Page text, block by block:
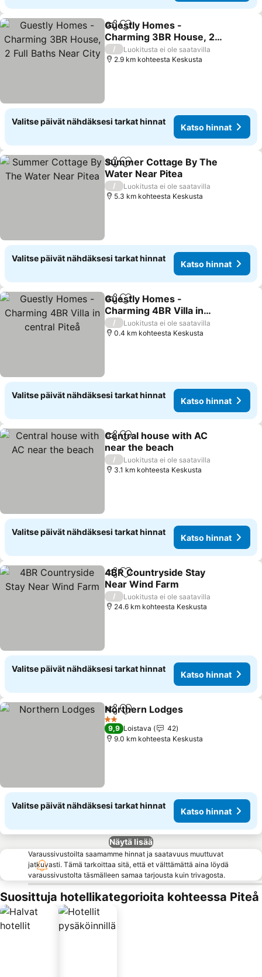
Jaa Lisää suosikkeihin
Guestly Homes -
Charming 3BR House, 2
Full Baths Near City
/
Luokitusta ei ole saatavilla
2.9 km kohteesta Keskusta
Valitse päivät nähdäksesi tarkat hinnat
Katso hinnat
Jaa Lisää suosikkeihin
Summer Cottage By The
Water Near Pitea
/
Luokitusta ei ole saatavilla
5.3 km kohteesta Keskusta
Valitse päivät nähdäksesi tarkat hinnat
Katso hinnat
Jaa Lisää suosikkeihin
Guestly Homes -
Charming 4BR Villa in
central Piteå
/
Luokitusta ei ole saatavilla
0.4 km kohteesta Keskusta
Valitse päivät nähdäksesi tarkat hinnat
Katso hinnat
Jaa Lisää suosikkeihin
Central house with AC
near the beach
/
Luokitusta ei ole saatavilla
3.1 km kohteesta Keskusta
Valitse päivät nähdäksesi tarkat hinnat
Katso hinnat
Jaa Lisää suosikkeihin
4BR Countryside Stay
Near Wind Farm
/
Luokitusta ei ole saatavilla
24.6 km kohteesta Keskusta
Valitse päivät nähdäksesi tarkat hinnat
Katso hinnat
Jaa Lisää suosikkeihin
Northern Lodges
2 Tähtiluokitus
9,9 Loistava
42
9.0 km kohteesta Keskusta
Valitse päivät nähdäksesi tarkat hinnat
Katso hinnat
Näytä lisää
Varaussivustoilta saamamme hinnat ja saatavuus muuttuvat
jatkuvasti. Tämä tarkoittaa sitä, että et välttämättä aina löydä
varaussivustolta täsmälleen samaa tarjousta kuin trivagosta.
Suosittuja hotellikategorioita kohteessa Piteå